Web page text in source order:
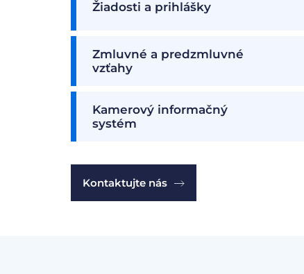
Žiadosti a prihlášky
Zmluvné a predzmluvné
vzťahy
Kamerový informačný
systém
Kontaktujte nás